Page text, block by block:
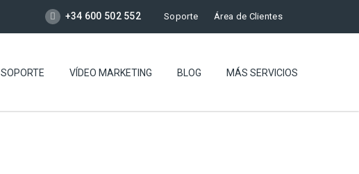
Soporte Área de Clientes
+34 600 502 552
SOPORTE VÍDEO MARKETING BLOG MÁS SERVICIOS